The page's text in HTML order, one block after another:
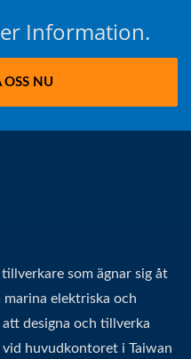
Information.
OSS NU
som ägnar sig åt
elektriska och
designa och tillverka
huvudkontoret i Taiwan